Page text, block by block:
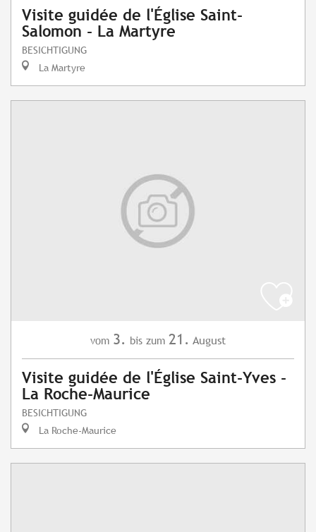
Visite guidée de l'Église Saint-
Salomon - La Martyre
BESICHTIGUNG
La Martyre
vom 3. bis zum 21. August
Visite guidée de l'Église Saint-Yves -
La Roche-Maurice
BESICHTIGUNG
La Roche-Maurice